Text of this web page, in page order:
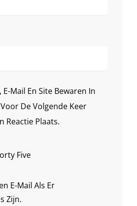
Mail En Site Bewaren In
De Volgende Keer
Reactie Plaats.
Five
E-Mail Als Er
Zijn.